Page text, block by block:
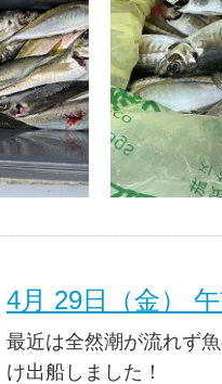
4月 29日（金）
最近は全然潮が流れず
け出船しました！